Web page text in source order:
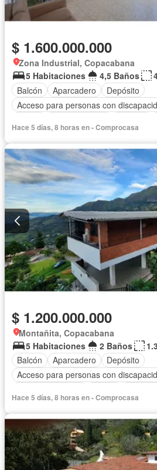
$ 1.600.000.000
Zona Industrial, Copacabana
5 Habitaciones
4,5 Baños
Balcón
Aparcadero
Depósito
Acceso para personas con
Vista panorámica
Seguridad privada
Hace 5 días, 8 horas en - Comprocasa
$ 1.200.000.000
Montañita, Copacabana
5 Habitaciones
2 Baños
Balcón
Aparcadero
Depósito
Acceso para personas con
Vista panorámica
Piscina Agua
Hace 5 días, 8 horas en - Comprocasa